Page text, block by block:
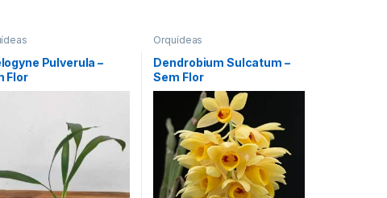
Pulverula –
Flor
Orquídeas
Dendrobium Sulcatum –
Sem Flor